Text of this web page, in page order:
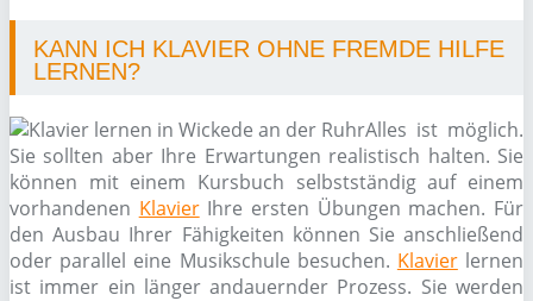
KANN ICH KLAVIER OHNE FREMDE HILFE
LERNEN?
Alles ist möglich.
Sie sollten aber Ihre Erwartungen realistisch halten. Sie
können mit einem Kursbuch selbstständig auf einem
vorhandenen KlavierIhre ersten Übungen machen. Für
den Ausbau Ihrer Fähigkeiten können Sie anschließend
oder parallel eine Musikschule besuchen. Klavierlernen
ist immer ein länger andauernder Prozess. Sie werden